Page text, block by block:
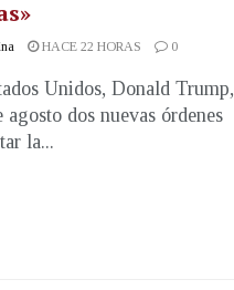
HACE 22 HORAS 0
Unidos, Donald Trump,
dos nuevas órdenes
la...